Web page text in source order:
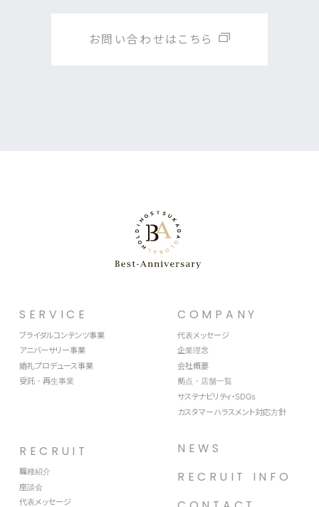
お問い合わせはこちら
SERVICE
ブライダルコンテンツ事業
アニバーサリー事業
婚礼プロデュース事業
受託・再生事業
COMPANY
代表メッセージ
企業理念
会社概要
拠点・店舗一覧
サステナビリティ・SDGs
カスタマーハラスメント対応方針
RECRUIT
職種紹介
座談会
代表メッセージ
NEWS
RECRUIT INFO